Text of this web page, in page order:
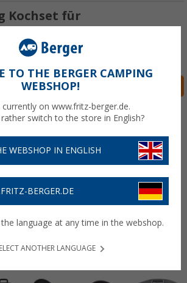
Kochset für
Hartanodisiertes
ml
TO THE BERGER CAMPING
WEBSHOP!
currently on www.fritz-berger.de.
switch to the store in English?
WEBSHOP IN ENGLISH
BERGER.DE
the language at any time in the webshop.
ANOTHER LANGUAGE